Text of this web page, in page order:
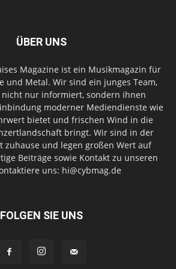
ÜBER UNS
Magazine ist ein Musikmagazin für
und Metal. Wir sind ein junges Team,
nicht nur informiert, sondern ihnen
moderner Mediendienste wie
bietet und frischen Wind in die
bringt. Wir sind in der
zuhause und legen großen Wert auf
Beiträge sowie Kontakt zu unseren
uns: hi@cybmag.de
FOLGEN SIE UNS